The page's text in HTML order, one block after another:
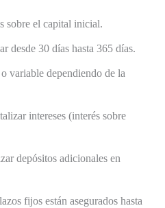
sobre el capital inicial.
desde 30 días hasta 365 días.
variable dependiendo de la
intereses (interés sobre
depósitos adicionales en
fijos están asegurados hasta